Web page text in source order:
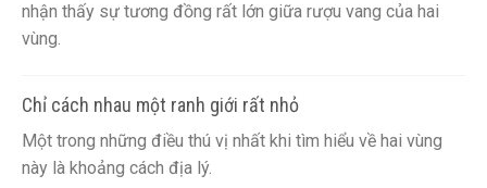
nhận thấy sự tương đồng rất lớn giữa rượu vang của hai
vùng.
Chỉ cách nhau một ranh giới rất nhỏ
Một trong những điều thú vị nhất khi tìm hiểu về hai vùng
này là khoảng cách địa lý.